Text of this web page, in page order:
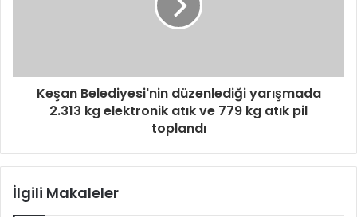
Keşan Belediyesi'nin düzenlediği yarışmada
2.313 kg elektronik atık ve 779 kg atık pil
toplandı
İlgili Makaleler